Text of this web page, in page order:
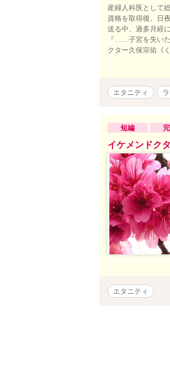
産婦人科医として
資格を取得後、日
送る中、過多月経
『……子宮を失い
クター久保宗佑《
エタニティ
短編
イケメンドク
エタニティ